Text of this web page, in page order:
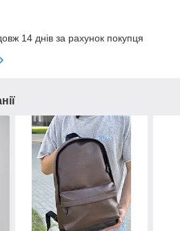
14 днів за рахунок покупця